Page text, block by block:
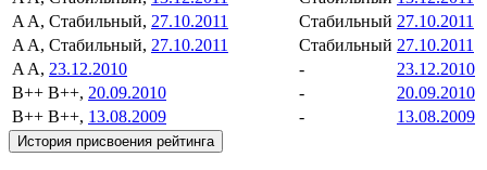
A A, Стабильный, 27.10.2011 Стабильный 27.10.2011
A A, Стабильный, 27.10.2011 Стабильный 27.10.2011
A A, 23.12.2010 -
23.12.2010
B++ B++, 20.09.2010 -
20.09.2010
B++ B++, 13.08.2009 - 13.08.2009
История присвоения рейтинга